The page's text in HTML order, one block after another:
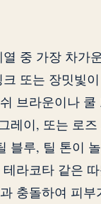
중 가장 차가
또는 장밋빛
브라운이나 쿨
레이, 또는 로
블루, 틸 톤이
라코타 같은
충돌하여 피부